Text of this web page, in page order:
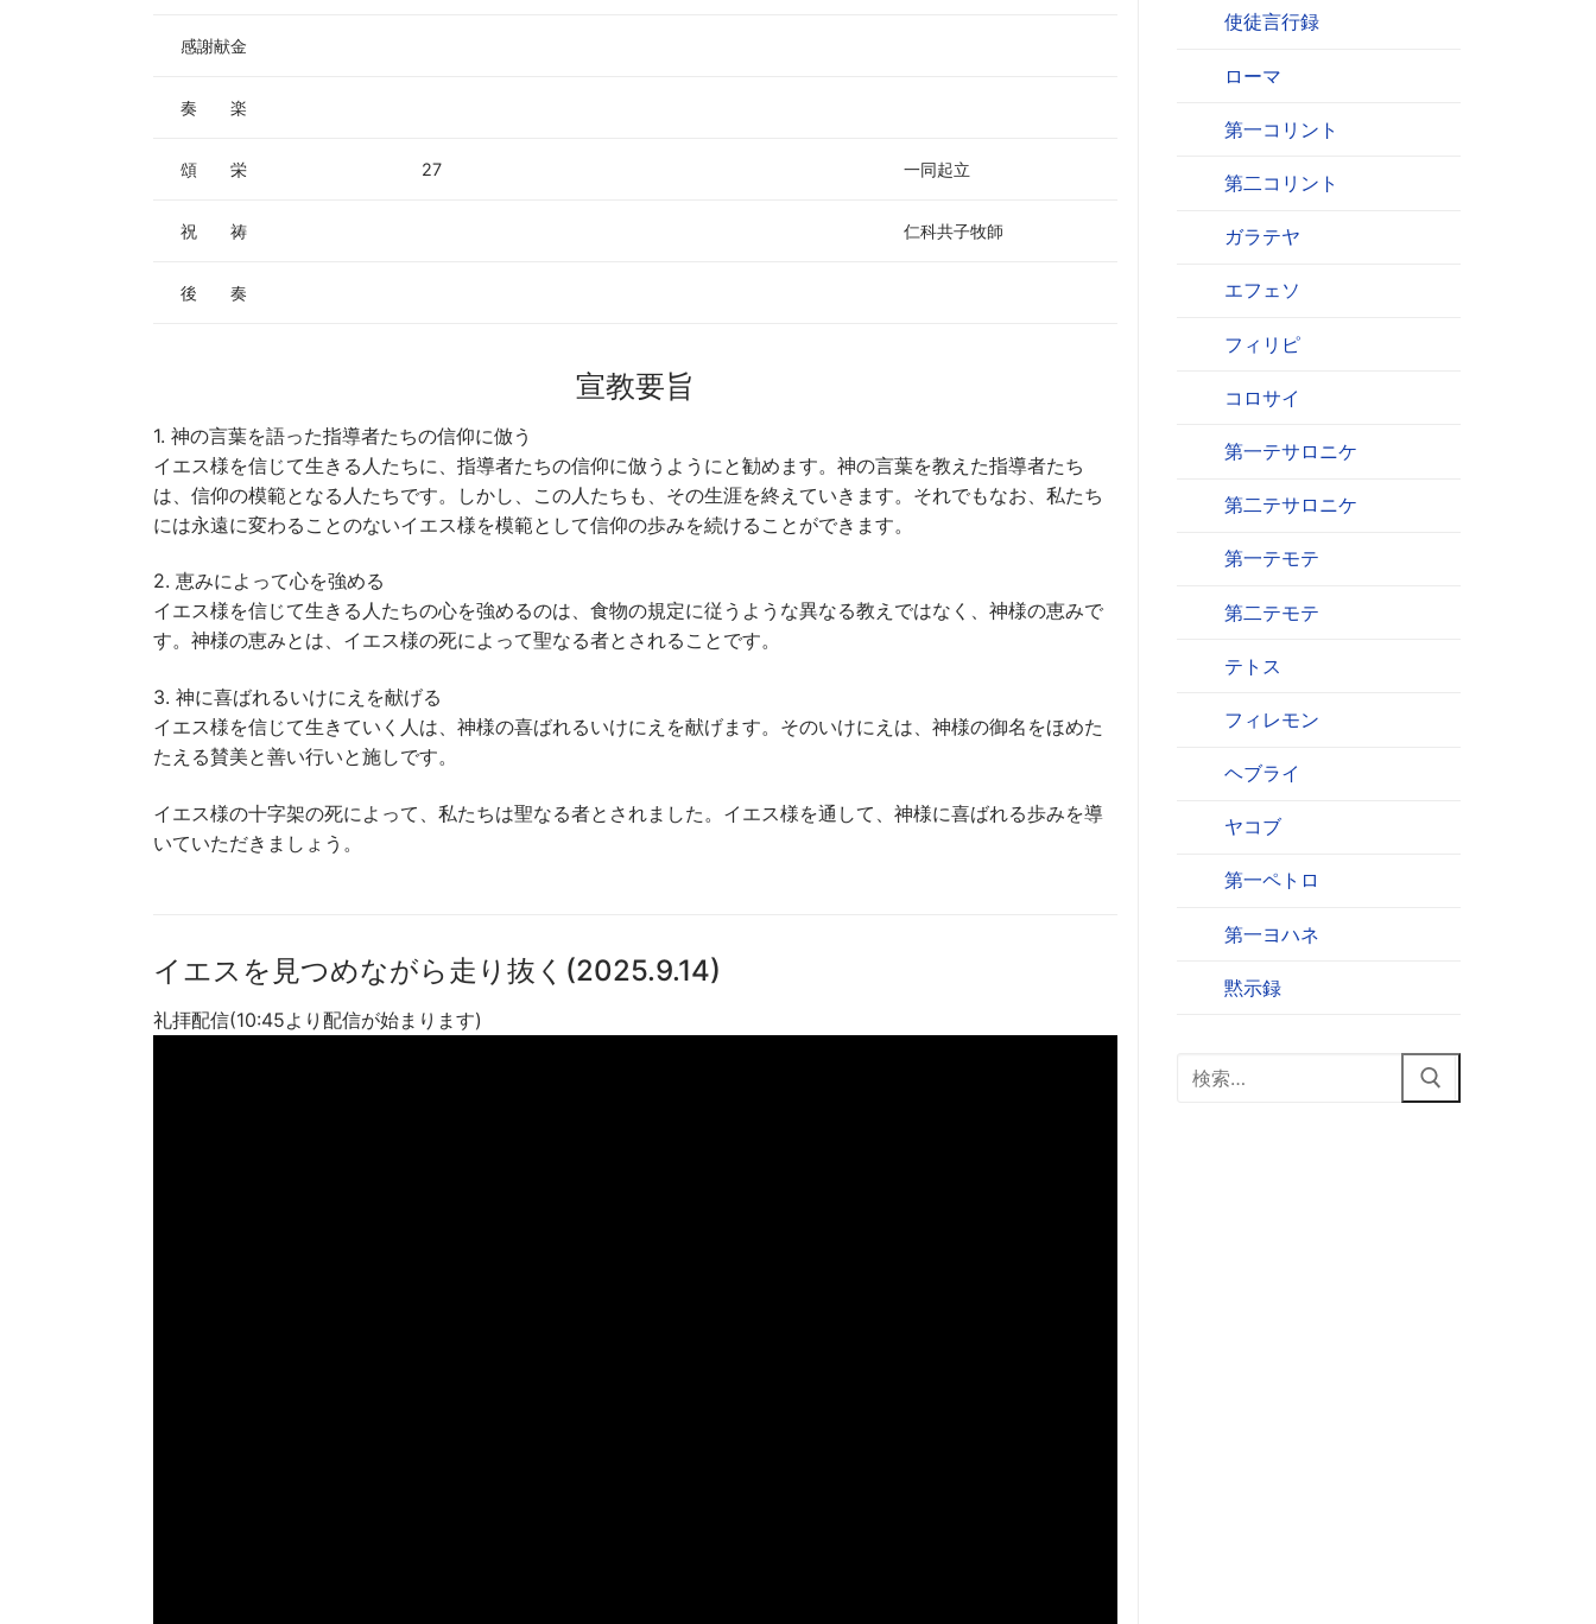
感謝献金
奏 楽
頌 栄 27 一同起立
祝 祷 仁科共子牧師
後 奏
宣教要旨
1. 神の言葉を語った指導者たちの信仰に倣う
イエス様を信じて生きる人たちに、指導者たちの信仰に倣うようにと勧めます。神の言葉を教えた指導者たち
は、信仰の模範となる人たちです。しかし、この人たちも、その生涯を終えていきます。それでもなお、私たち
には永遠に変わることのないイエス様を模範として信仰の歩みを続けることができます。
2. 恵みによって心を強める
イエス様を信じて生きる人たちの心を強めるのは、食物の規定に従うような異なる教えではなく、神様の恵みで
す。神様の恵みとは、イエス様の死によって聖なる者とされることです。
3. 神に喜ばれるいけにえを献げる
イエス様を信じて生きていく人は、神様の喜ばれるいけにえを献げます。そのいけにえは、神様の御名をほめた
たえる賛美と善い行いと施しです。
イエス様の十字架の死によって、私たちは聖なる者とされました。イエス様を通して、神様に喜ばれる歩みを導
いていただきましょう。
イエスを見つめながら走り抜く(2025.9.14)
礼拝配信(10:45より配信が始まります)
使徒言行録
ローマ
第一コリント
第二コリント
ガラテヤ
エフェソ
フィリピ
コロサイ
第一テサロニケ
第二テサロニケ
第一テモテ
第二テモテ
テトス
フィレモン
ヘブライ
ヤコブ
第一ペトロ
第一ヨハネ
黙示録